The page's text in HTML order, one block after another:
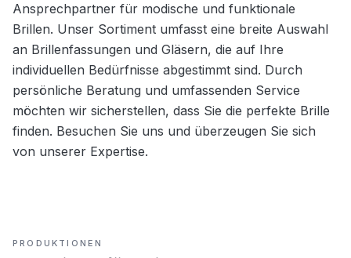
Ansprechpartner für modische und funktionale
Brillen. Unser Sortiment umfasst eine breite Auswahl
an Brillenfassungen und Gläsern, die auf Ihre
individuellen Bedürfnisse abgestimmt sind. Durch
persönliche Beratung und umfassenden Service
möchten wir sicherstellen, dass Sie die perfekte Brille
finden. Besuchen Sie uns und überzeugen Sie sich
von unserer Expertise.
PRODUKTIONEN